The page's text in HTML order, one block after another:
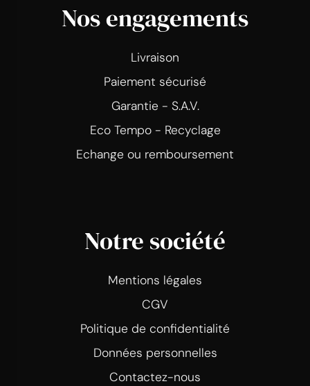
Nos engagements
Livraison
Paiement sécurisé
Garantie - S.A.V.
Eco Tempo - Recyclage
Echange ou remboursement
Notre société
Mentions légales
CGV
Politique de confidentialité
Données personnelles
Contactez-nous